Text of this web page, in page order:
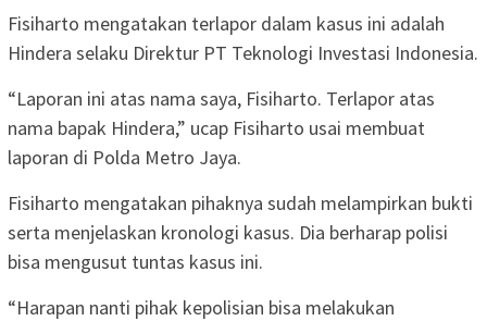
Fisiharto mengatakan terlapor dalam kasus ini adalah
Hindera selaku Direktur PT Teknologi Investasi Indonesia.
“Laporan ini atas nama saya, Fisiharto. Terlapor atas
nama bapak Hindera,” ucap Fisiharto usai membuat
laporan di Polda Metro Jaya.
Fisiharto mengatakan pihaknya sudah melampirkan bukti
serta menjelaskan kronologi kasus. Dia berharap polisi
bisa mengusut tuntas kasus ini.
“Harapan nanti pihak kepolisian bisa melakukan